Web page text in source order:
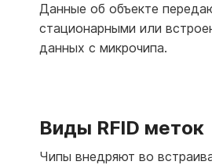
Данные об объекте
стационарными или
данных с микрочипа.
Виды RFID меток
Чипы внедряют во